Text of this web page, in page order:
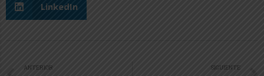
LinkedIn
ANTERIOR SIGUIENTE